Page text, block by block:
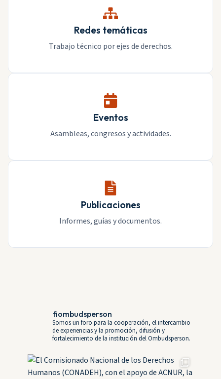
Redes temáticas
Trabajo técnico por ejes de derechos.
Eventos
Asambleas, congresos y actividades.
Publicaciones
Informes, guías y documentos.
fiombudsperson
Somos un foro para la cooperación, el intercambio
de experiencias y la promoción, difusión y
fortalecimiento de la institución del Ombudsperson.